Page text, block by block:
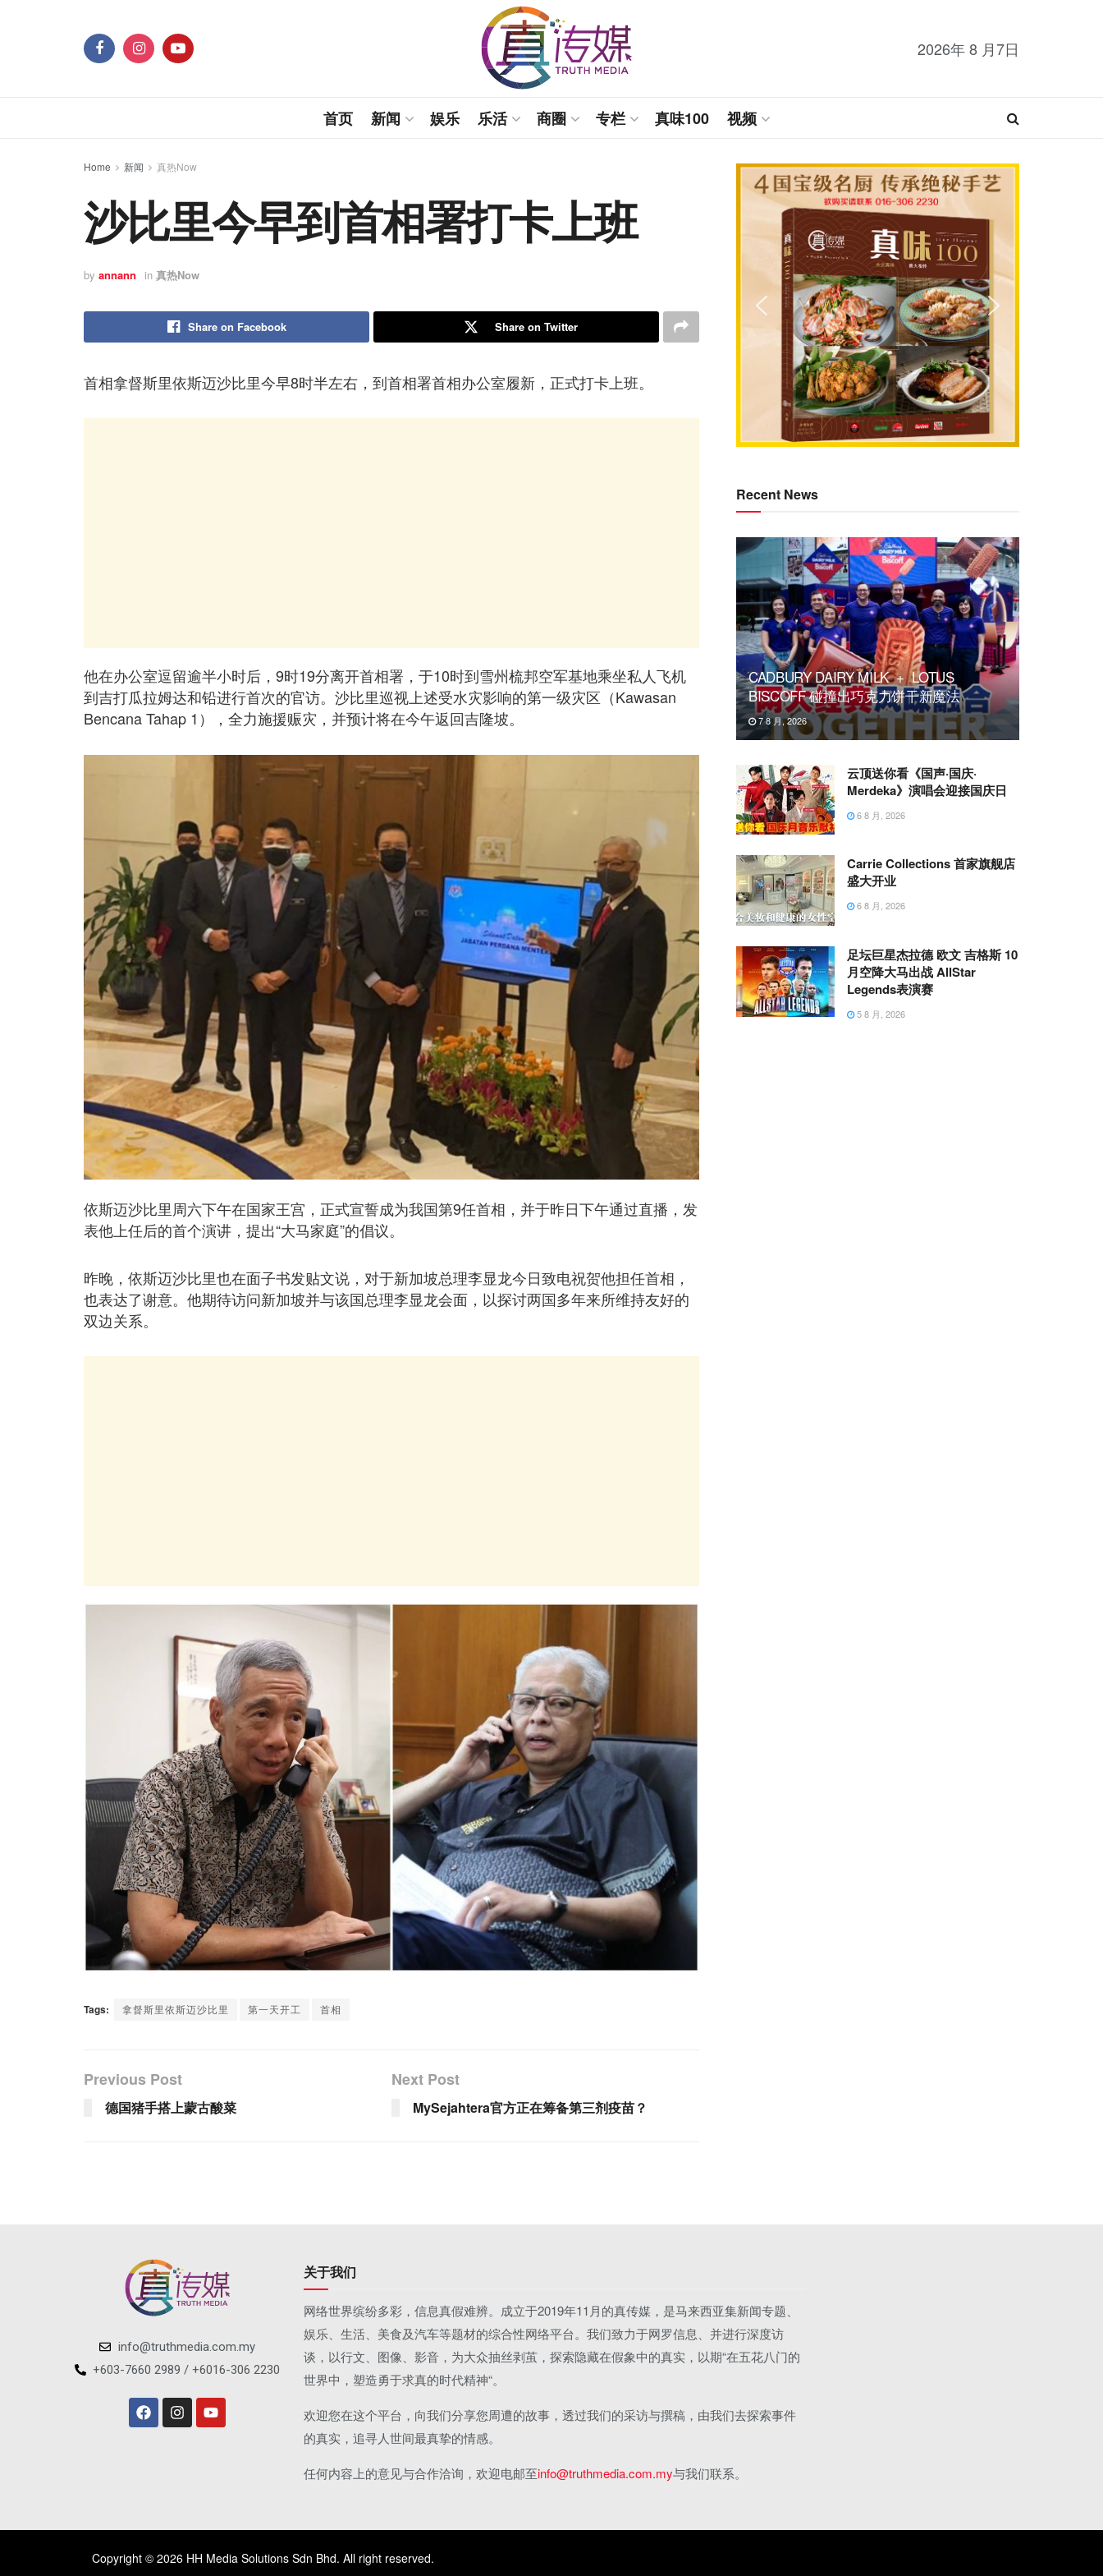
2026年 8 月7日
首页 新闻 娱乐 乐活 商圈 专栏 真味100 视频
Home 新闻 真热Now
沙比里今早到首相署打卡上班
by annann in 真热Now
Share on Facebook Share on Twitter
首相拿督斯里依斯迈沙比里今早8时半左右，到首相署首相办公室履新，正式打卡上班。
他在办公室逗留逾半小时后，9时19分离开首相署，于10时到雪州梳邦空军基地乘坐私人飞机
到吉打瓜拉姆达和铅进行首次的官访。沙比里巡视上述受水灾影响的第一级灾区（Kawasan
Bencana Tahap 1），全力施援赈灾，并预计将在今午返回吉隆坡。
依斯迈沙比里周六下午在国家王宫，正式宣誓成为我国第9任首相，并于昨日下午通过直播，发
表他上任后的首个演讲，提出“大马家庭”的倡议。
昨晚，依斯迈沙比里也在面子书发贴文说，对于新加坡总理李显龙今日致电祝贺他担任首相，
也表达了谢意。他期待访问新加坡并与该国总理李显龙会面，以探讨两国多年来所维持友好的
双边关系。
Tags: 拿督斯里依斯迈沙比里 第一天开工 首相
Previous Post
德国猪手搭上蒙古酸菜
Next Post
MySejahtera官方正在筹备第三剂疫苗？
Recent News
CADBURY DAIRY MILK + LOTUS
BISCOFF 碰撞出巧克力饼干新魔法
7 8 月, 2026
云顶送你看《国声·国庆·
Merdeka》演唱会迎接国庆日
6 8 月, 2026
Carrie Collections 首家旗舰店
盛大开业
6 8 月, 2026
足坛巨星杰拉德 欧文 吉格斯 10
月空降大马出战 AllStar
Legends表演赛
5 8 月, 2026
info@truthmedia.com.my
+603-7660 2989 / +6016-306 2230
关于我们
网络世界缤纷多彩，信息真假难辨。成立于2019年11月的真传媒，是马来西亚集新闻专题、
娱乐、生活、美食及汽车等题材的综合性网络平台。我们致力于网罗信息、并进行深度访
谈，以行文、图像、影音，为大众抽丝剥茧，探索隐藏在假象中的真实，以期“在五花八门的
世界中，塑造勇于求真的时代精神“。
欢迎您在这个平台，向我们分享您周遭的故事，透过我们的采访与撰稿，由我们去探索事件
的真实，追寻人世间最真挚的情感。
任何内容上的意见与合作洽询，欢迎电邮至info@truthmedia.com.my与我们联系。
Copyright © 2026 HH Media Solutions Sdn Bhd. All right reserved.